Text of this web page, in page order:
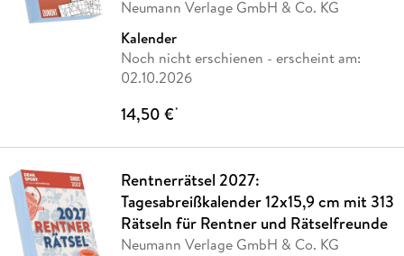
Neumann Verlage GmbH & Co. KG
Kalender
Noch nicht erschienen - erscheint am:
02.10.2026
14,50 €*
Rentnerrätsel 2027:
Tagesabreißkalender 12x15,9 cm mit 313
Rätseln für Rentner und Rätselfreunde
Neumann Verlage GmbH & Co. KG